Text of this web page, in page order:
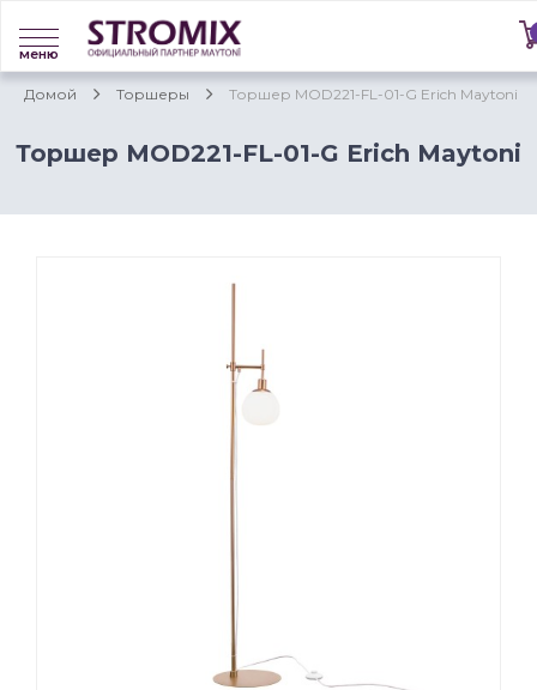
меню
Домой Торшеры Торшер MOD221-FL-01-G Erich Maytoni
Торшер MOD221-FL-01-G Erich Maytoni